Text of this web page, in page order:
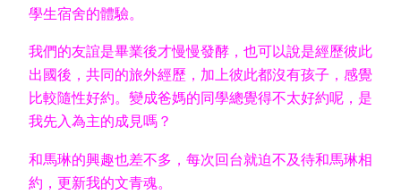
學生宿舍的體驗。
我們的友誼是畢業後才慢慢發酵，也可以說是經歷彼此
出國後，共同的旅外經歷，加上彼此都沒有孩子，感覺
比較隨性好約。變成爸媽的同學總覺得不太好約呢，是
我先入為主的成見嗎？
和馬琳的興趣也差不多，每次回台就迫不及待和馬琳相
約，更新我的文青魂。